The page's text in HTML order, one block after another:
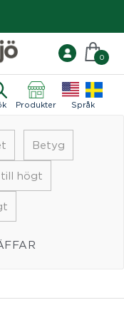
Produkter Språk
0
Betyg
till högt